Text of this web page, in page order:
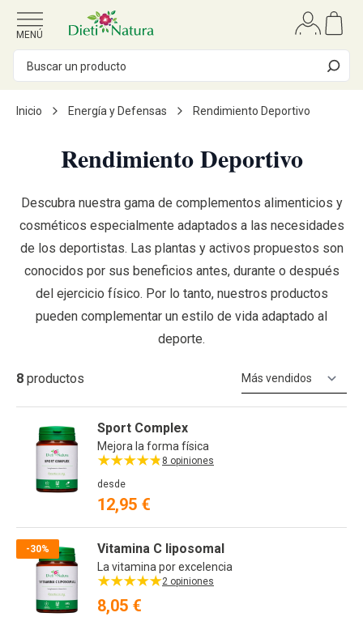
Ir al contenido
MENÚ
Inicio Energía y Defensas Rendimiento Deportivo
Rendimiento Deportivo
Descubra nuestra gama de complementos alimenticios y
cosméticos especialmente adaptados a las necesidades
de los deportistas. Las plantas y activos propuestos son
conocidos por sus beneficios antes, durante o después
del ejercicio físico. Por lo tanto, nuestros productos
pueden complementar un estilo de vida adaptado al
deporte.
8 productos
Sport Complex
Mejora la forma física
8 opiniones
desde
12,95 €
-30% Vitamina C liposomal
La vitamina por excelencia
2 opiniones
8,05 €